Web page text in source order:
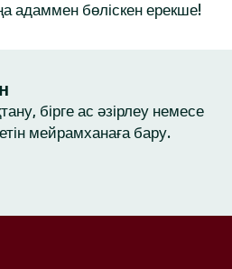
адаммен бөліскен ерекше!
бірге ас әзірлеу немесе
мейрамханаға бару.